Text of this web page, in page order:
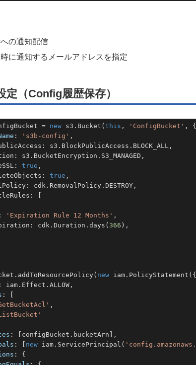
の通知配信
に通知するメールアドレスを指定
（Config履歴保存）
= new s3.Bucket(this , 'ConfigBucket' , {
: 's3b-config'
true
true
: 'Expiration Rule 12 Months'
cdk.Duration.days(
366
new
iam.Effect.ALLOW,
: [
,
: [configBucket.bucketArn],
: [ new iam.ServicePrincipal(
: {